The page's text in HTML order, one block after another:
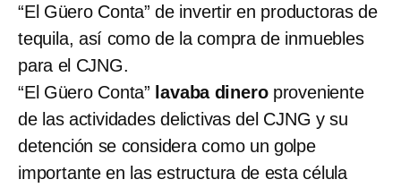
“El Güero Conta” de invertir en productoras de
tequila, así como de la compra de inmuebles
para el CJNG.
“El Güero Conta” lavaba dinero proveniente
de las actividades delictivas del CJNG y su
detención se considera como un golpe
importante en las estructura de esta célula